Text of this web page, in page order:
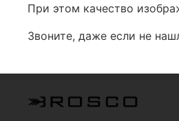
При этом качество
Звоните, даже если не